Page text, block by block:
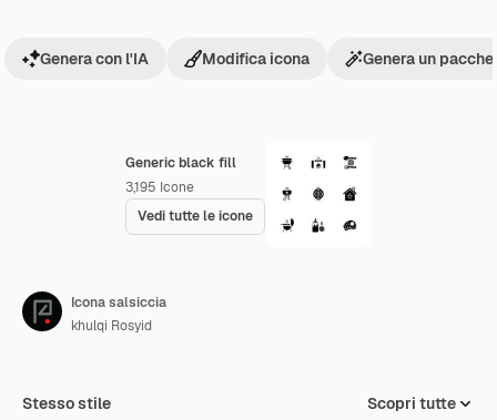
Generic black fill
3,195 Icone
Vedi tutte le icone
Genera con l'IA Modifica icona Genera un
Icona salsiccia
khulqi Rosyid
Stesso stile Scopri tutte